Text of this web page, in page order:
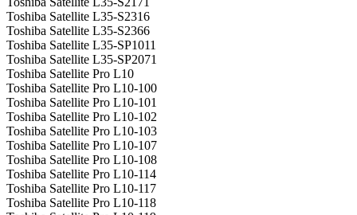
Toshiba Satellite L35-S2316
Toshiba Satellite L35-S2366
Toshiba Satellite L35-SP1011
Toshiba Satellite L35-SP2071
Toshiba Satellite Pro L10
Toshiba Satellite Pro L10-100
Toshiba Satellite Pro L10-101
Toshiba Satellite Pro L10-102
Toshiba Satellite Pro L10-103
Toshiba Satellite Pro L10-107
Toshiba Satellite Pro L10-108
Toshiba Satellite Pro L10-114
Toshiba Satellite Pro L10-117
Toshiba Satellite Pro L10-118